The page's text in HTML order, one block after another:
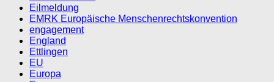
Eilmeldung
EMRK Europäische Menschenrechtskonvention
engagement
England
Ettlingen
EU
Europa